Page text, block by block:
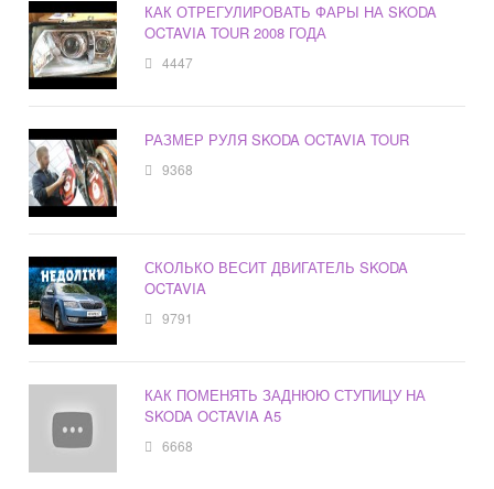
КАК ОТРЕГУЛИРОВАТЬ ФАРЫ НА SKODA
OCTAVIA TOUR 2008 ГОДА
4447
РАЗМЕР РУЛЯ SKODA OCTAVIA TOUR
9368
СКОЛЬКО ВЕСИТ ДВИГАТЕЛЬ SKODA
OCTAVIA
9791
КАК ПОМЕНЯТЬ ЗАДНЮЮ СТУПИЦУ НА
SKODA OCTAVIA A5
6668